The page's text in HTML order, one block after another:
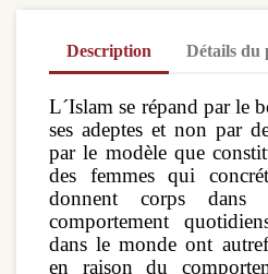
Description Détails du
L´Islam se répand par le
ses adeptes et non par
par le modèle que
des femmes qui
donnent corps
comportement
dans le monde ont
en raison du